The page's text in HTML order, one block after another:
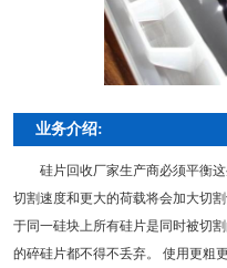
业务介绍:
硅片回收厂家生产商必须平衡
切割速度和更大的荷载将会加大切
于同一硅块上所有硅片是同时被切
的碎硅片都不得不丢弃。 使用更粗